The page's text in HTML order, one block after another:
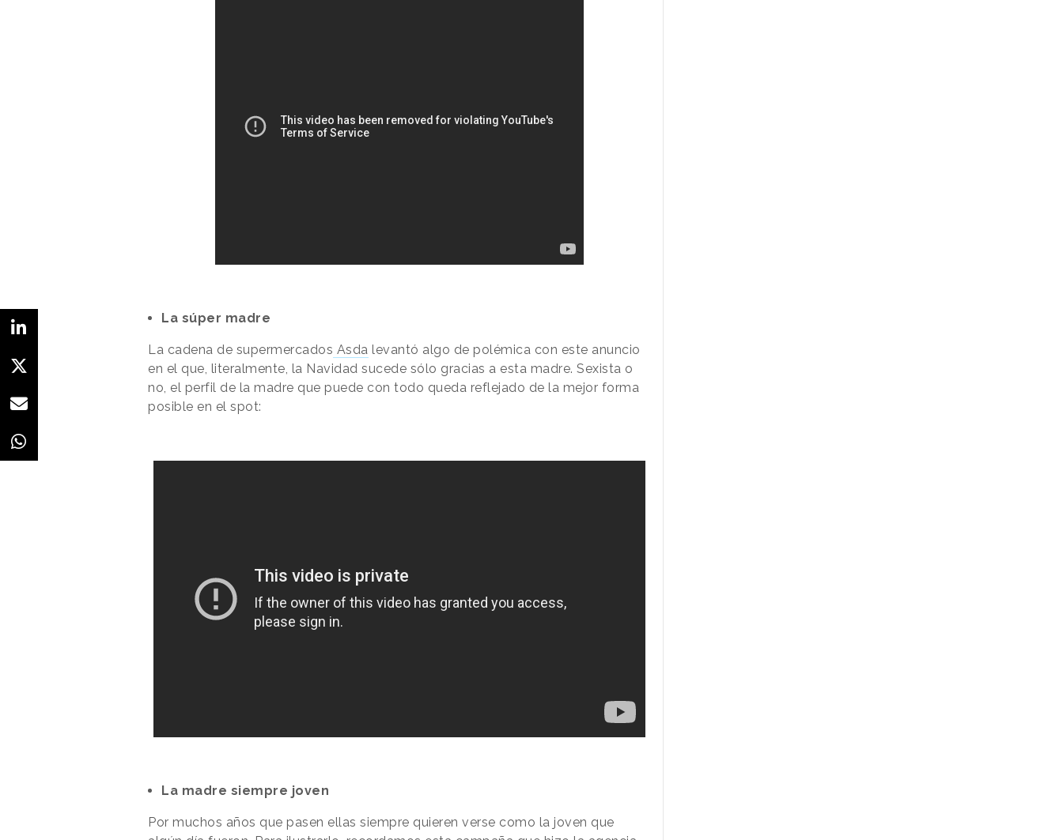
La súper madre
La cadena de supermercados Asda levantó algo de polémica con este anuncio
en el que, literalmente, la Navidad sucede sólo gracias a esta madre. Sexista o
no, el perfil de la madre que puede con todo queda reflejado de la mejor forma
posible en el spot:
La madre siempre joven
Por muchos años que pasen ellas siempre quieren verse como la joven que